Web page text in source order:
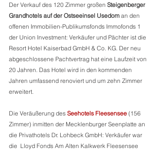
Der Verkauf des 120 Zimmer großen Steigenberger
Grandhotels auf der Ostseeinsel Usedom an den
offenen Immobilien-Publikumsfonds Immofonds 1
der Union Investment: Verkäufer und Pächter ist die
Resort Hotel Kaiserbad GmbH & Co. KG. Der neu
abgeschlossene Pachtvertrag hat eine Laufzeit von
20 Jahren. Das Hotel wird in den kommenden
Jahren umfassend renoviert und um zehn Zimmer
erweitert.
Die Veräußerung des Seehotels Fleesensee (156
Zimmer) inmitten der Mecklenburger Seenplatte an
die Privathotels Dr. Lohbeck GmbH: Verkäufer war
die  Lloyd Fonds Am Alten Kalkwerk Fleesensee